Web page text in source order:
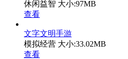
休闲益智 大小:97MB
查看
文字文明手游
模拟经营 大小:33.02MB
查看